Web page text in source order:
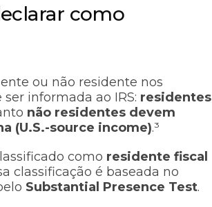
como
ou não residente nos
informada ao IRS: residentes
não residentes devem
(U.S.-source income).³
como residente fiscal
classificação é baseada no
Substantial Presence Test.